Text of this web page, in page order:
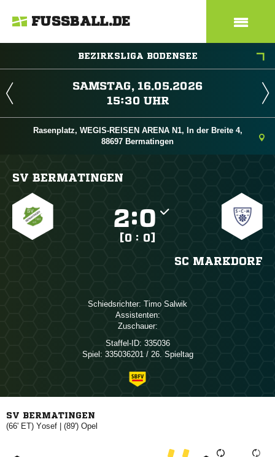
FUSSBALL.DE
BEZIRKSLIGA BODENSEE
 
 
Rasenplatz, WEGIS-REISEN ARENA N1, In der Breite 4,
88697 Bermatingen
SV BERMATINGEN
:
[0 : 0]
SC MARKDORF
Schiedsrichter:  
Assistenten:
Zuschauer:
Staffel-ID: 335036
Spiel: 335036201 / 26. Spieltag
SV BERMATINGEN
(66' ET)  | (89') 